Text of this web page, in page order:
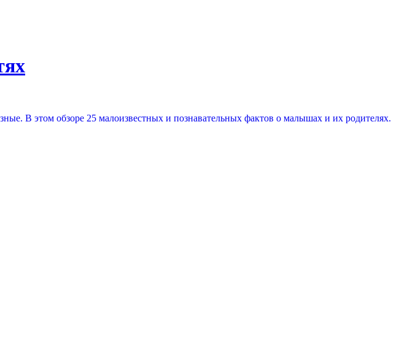
В этом обзоре 25 малоизвестных и познавательных фактов о малышах и их родителях.